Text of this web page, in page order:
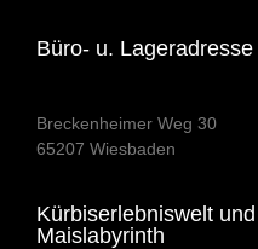
Büro- u. Lageradresse
Breckenheimer Weg 30
65207 Wiesbaden
Kürbiserlebniswelt und
Maislabyrinth